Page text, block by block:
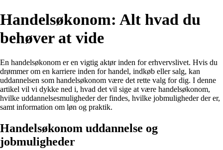
Handelsøkonom: Alt hvad du
behøver at vide
En handelsøkonom er en vigtig aktør inden for erhvervslivet. Hvis du
drømmer om en karriere inden for handel, indkøb eller salg, kan
uddannelsen som handelsøkonom være det rette valg for dig. I denne
artikel vil vi dykke ned i, hvad det vil sige at være handelsøkonom,
hvilke uddannelsesmuligheder der findes, hvilke jobmuligheder der er,
samt information om løn og praktik.
Handelsøkonom uddannelse og
jobmuligheder